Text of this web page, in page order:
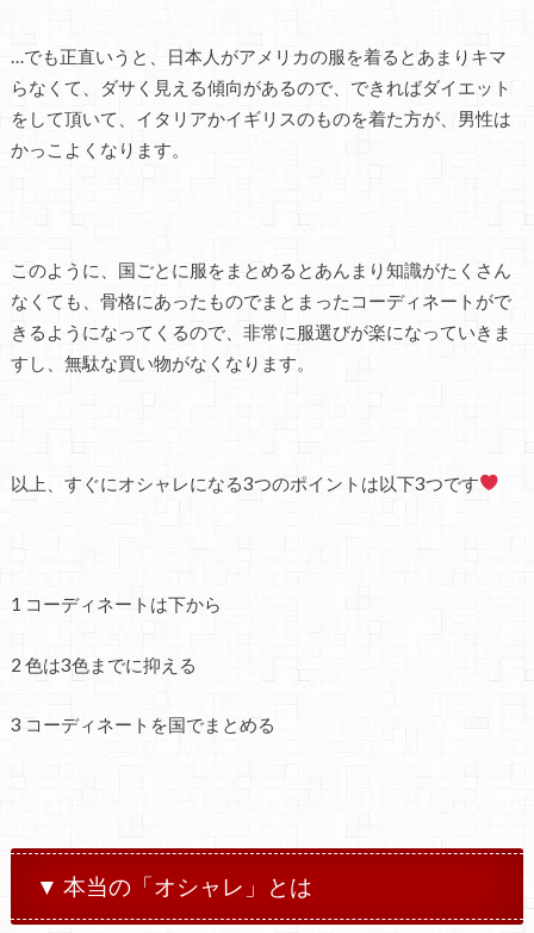
…でも正直いうと、日本人がアメリカの服を着るとあまりキマ
らなくて、ダサく見える傾向があるので、できればダイエット
をして頂いて、イタリアかイギリスのものを着た方が、男性は
かっこよくなります。
このように、国ごとに服をまとめるとあんまり知識がたくさん
なくても、骨格にあったものでまとまったコーディネートがで
きるようになってくるので、非常に服選びが楽になっていきま
すし、無駄な買い物がなくなります。
以上、すぐにオシャレになる3つのポイントは以下3つです
1 コーディネートは下から
2 色は3色までに抑える
3 コーディネートを国でまとめる
▼ 本当の「オシャレ」とは